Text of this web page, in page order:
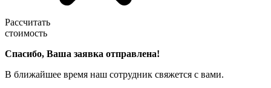
Рассчитать
стоимость
Спасибо, Ваша заявка отправлена!
В ближайшее время наш сотрудник свяжется с вами.